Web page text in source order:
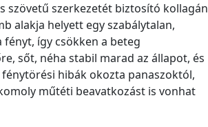
szövetű szerkezetét biztosító kollagán
alakja helyett egy szabálytalan,
így csökken a beteg
sőt, néha stabil marad az állapot, és
hibák okozta panaszoktól,
műtéti beavatkozást is vonhat